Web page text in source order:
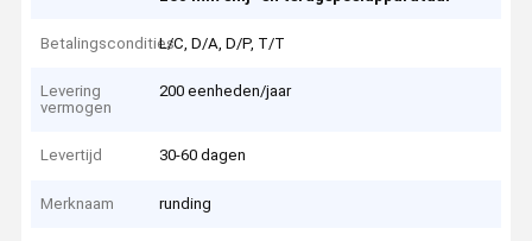
BetalingsconditiesL/C, D/A, D/P, T/T
Levering
vermogen
200 eenheden/jaar
Levertijd 30-60 dagen
Merknaam runding